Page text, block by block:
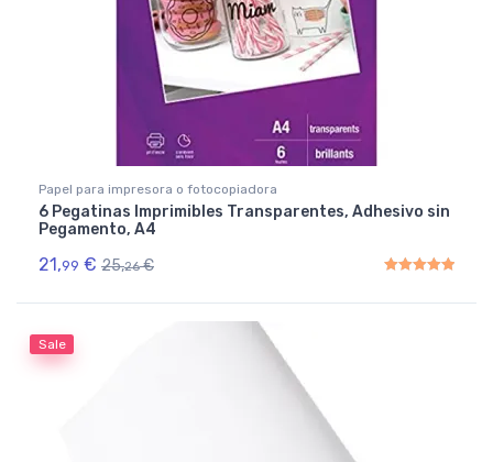
Papel para impresora o fotocopiadora
6 Pegatinas Imprimibles Transparentes, Adhesivo sin
Pegamento, A4
21,99 € 25,26 €
Sale